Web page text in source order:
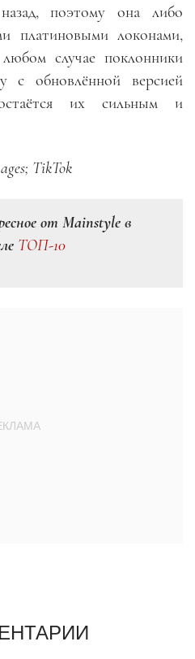
поэтому она либо
платиновыми локонами,
случае поклонники
с обновлённой версией
их сильным и
TikTok
от Mainstyle в
ТОП-10